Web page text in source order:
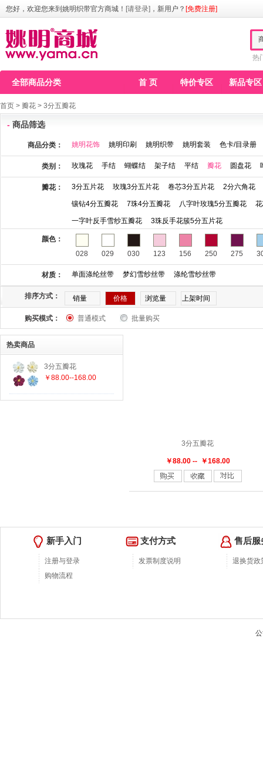
您好，欢迎您来到姚明织带官方商城！ [请登录] ，新用户？ [免费注册]
热
全部商品分类 首 页 特价专区 新品专区
首页 > 瓣花 > 3分五瓣花
- 商品筛选
商品分类： 姚明花饰 姚明印刷 姚明织带 姚明套装 色卡/目录册
类别： 玫瑰花 手结 蝴蝶结 架子结 平结 瓣花 圆盘花
瓣花： 3分五片花 玫瑰3分五片花 卷芯3分五片花 2分六角花
镶钻4分五瓣花 7珠4分五瓣花 八字叶玫瑰5分五瓣花
一字叶反手雪纱五瓣花 3珠反手花簇5分五片花
颜色：
028
029 030 123 156 250 275
材质： 单面涤纶丝带 梦幻雪纱丝带 涤纶雪纱丝带
排序方式： 销量 价格 浏览量 上架时间
购买模式： 普通模式 批量购买
3分五瓣花
￥88.00 -- ￥168.00
热卖商品
3分五瓣花
￥88.00--168.00
新手入门
注册与登录
购物流程
支付方式
发票制度说明
售后服
退换货政